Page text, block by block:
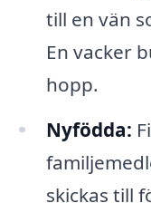
till en vän
En vacker
hopp.
Nyfödda:
skickas till